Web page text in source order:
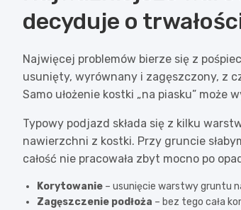
decyduje o
Najwięcej problemów bierze się z
usunięty, wyrównany i zagęszczony, z
Samo ułożenie kostki „na piasku”
Typowy podjazd składa się z kilku
nawierzchni z kostki. Przy gruncie
całość nie pracowała zbyt mocno po
Korytowanie – usunięcie warstwy gruntu
Zagęszczenie podłoża – bez tego cała